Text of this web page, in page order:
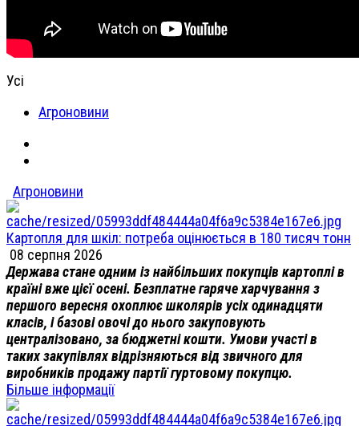
Усі
Агроновини
Агроновини
Картопля для шкіл: потреба оцінюється в 180 тисяч тонн
08 серпня 2026
Держава стане одним із найбільших покупців картоплі в
країні вже цієї осені. Безплатне гаряче харчування з
першого вересня охоплює школярів усіх одинадцяти
класів, і базові овочі до нього закуповують
централізовано, за бюджетні кошти. Умови участі в
таких закупівлях відрізняються від звичного для
виробників продажу партії гуртовому покупцю.
Більше інформації